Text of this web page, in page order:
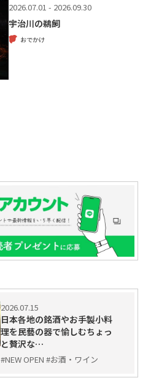
2026.07.01 - 2026.09.30
宇治川の鵜飼
おでかけ
2026.07.15
日本各地の銘酒やお手製小料
理を民藝の器で愉しむちょっ
と贅沢な…
#NEW OPEN #お酒・ワイン